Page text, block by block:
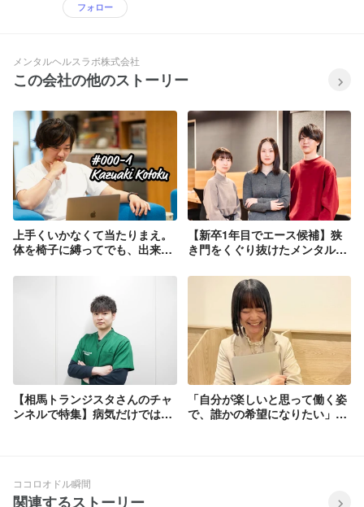
フォロー
メンタルヘルスラボ株式会社
この会社の他のストーリー
上手くいかなくて当たりまえ。
体を椅子に縛ってでも、出来る
トーリー vol.0》
【新卒1年目でエース候補】狭
き門をくぐり抜けたメンタルヘ
長を徹底解剖！
【相馬トランジスタさんのチャ
ンネルで特集】病気だけではな
「自分が楽しいと思って働く姿
で、誰かの希望になりたい」新
ココロオドル瞬間
関連するストーリー